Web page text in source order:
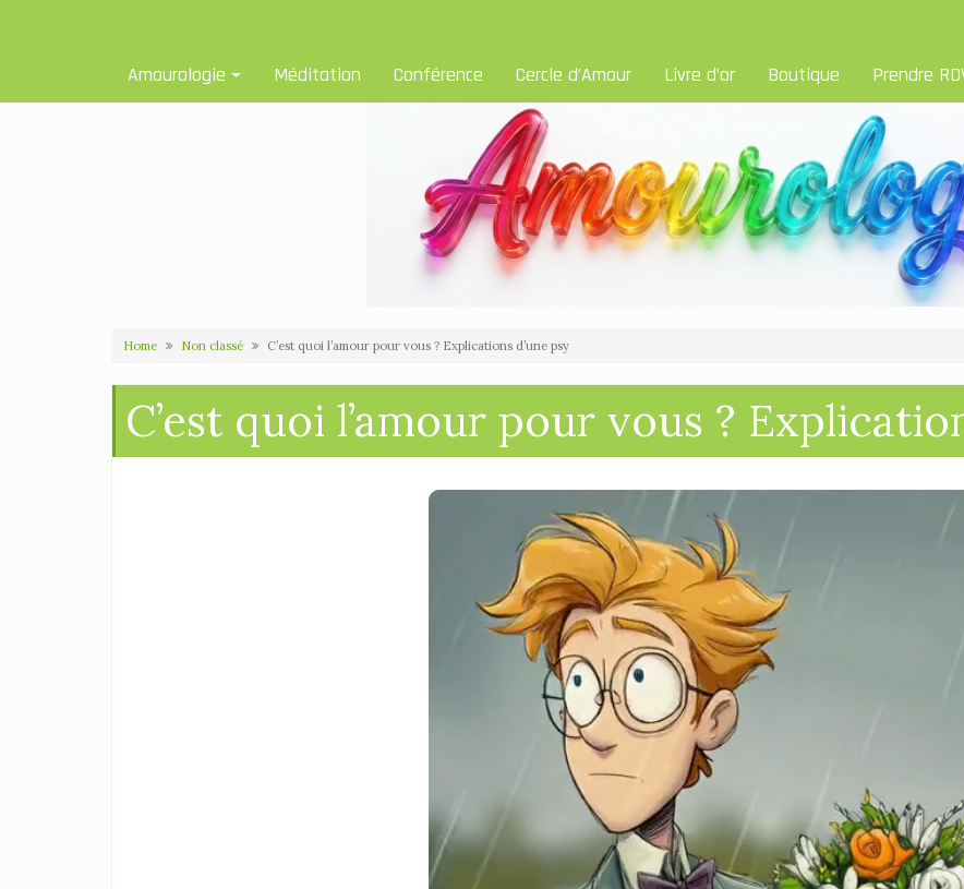
Amourologie Méditation Conférence Cercle d’Amour Livre d’or Boutique Prendre
Home Non classé C’est quoi l’amour pour vous ? Explications d’une psy
C’est quoi l’amour pour vous ?